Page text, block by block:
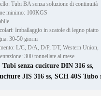
Tubi BA senza soluzione di continuità
minimo: 100KGS
Imballaggio in scatole di legno piatto
30-50 giorni
L/C, D/A, D/P, T/T, Western Union,
300 tonnellate al mese
Tubi senza cuciture DIN 316 ss,
JIS 316 ss, SCH 40S